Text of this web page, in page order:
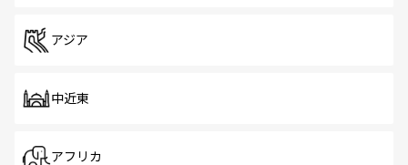
アジア
中近東
アフリカ